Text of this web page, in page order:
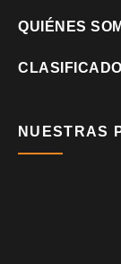
QUIÉNES
NUESTRAS